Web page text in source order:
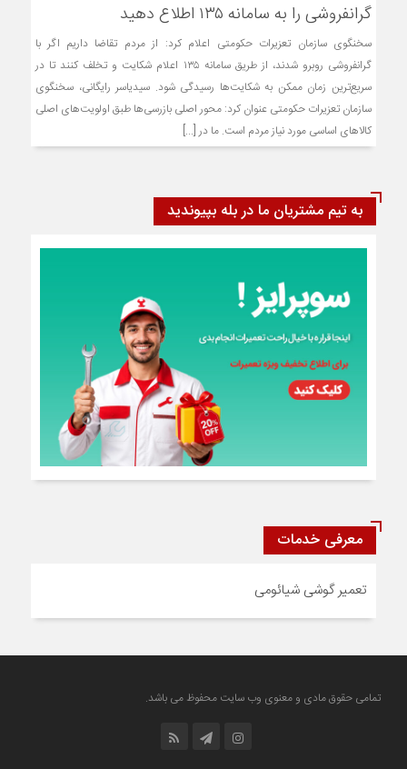
گرانفروشی را به سامانه ۱۳۵ اطلاع دهید
سخنگوی سازمان تعزیرات حکومتی اعلام کرد: از مردم تقاضا داریم اگر با
گرانفروشی روبرو شدند، از طریق سامانه ۱۳۵ اعلام شکایت و تخلف کنند تا در
سریع‌ترین زمان ممکن به شکایت‌ها رسیدگی شود. سیدیاسر رایگانی، سخنگوی
سازمان تعزیرات حکومتی عنوان کرد: محور اصلی بازرسی‌ها طبق اولویت‌های اصلی
کالاهای اساسی مورد نیاز مردم است. ما در [...]
به تیم مشتریان ما در بله بپیوندید
معرفی خدمات
تعمیر گوشی شیائومی
تمامی حقوق مادی و معنوی وب سایت محفوظ می باشد.